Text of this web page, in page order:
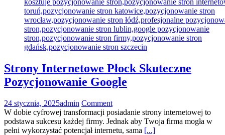
Strony Internetowe Płock Skuteczne
Pozycjonowanie Google
24 stycznia, 2025admin Comment
W dobie cyfrowej transformacji posiadanie strony internetowej to
podstawa sukcesu każdej firmy. Jednak aby Twoja firma mogła w
pełni wykorzystać potencjał internetu, sama [...]